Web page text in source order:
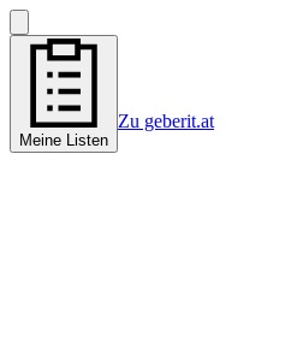
Meine Listen
Zu geberit.at